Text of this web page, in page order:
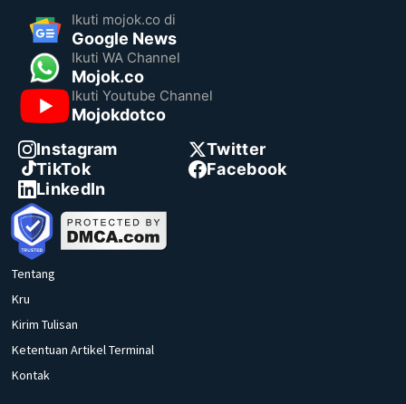
Ikuti mojok.co di
Google News
Ikuti WA Channel
Mojok.co
Ikuti Youtube Channel
Mojokdotco
Instagram
Twitter
TikTok
Facebook
LinkedIn
Tentang
Kru
Kirim Tulisan
Ketentuan Artikel Terminal
Kontak